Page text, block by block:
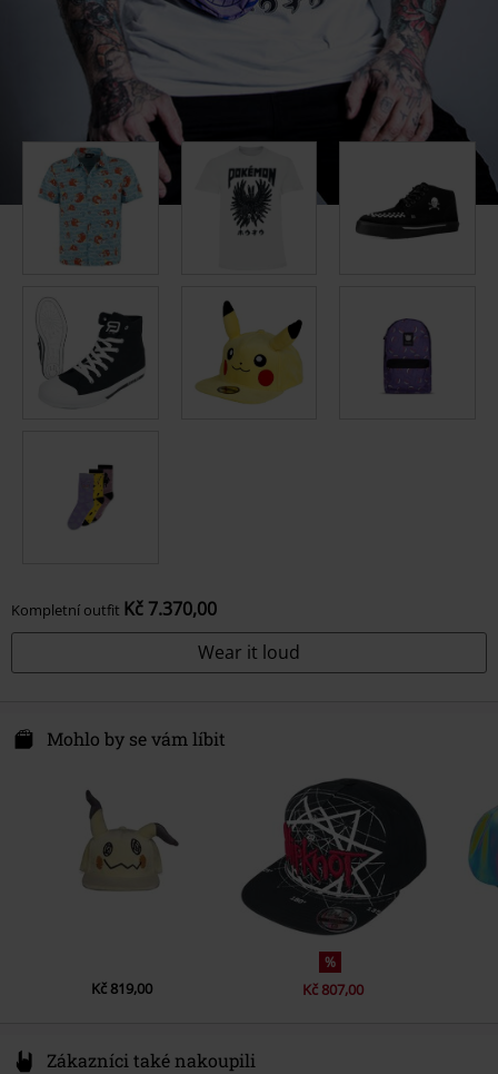
Kompletní outfit Kč 7.370,00
Wear it loud
Mohlo by se vám líbit
Kč 819,00
%
Kč 807,00
Zákazníci také nakoupili